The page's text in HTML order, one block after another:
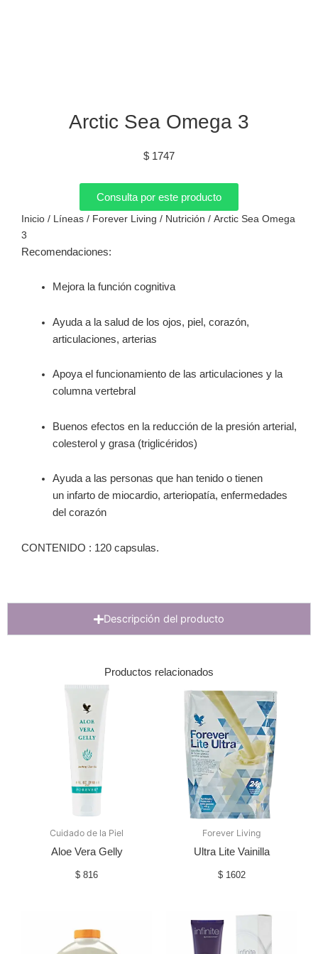
Arctic Sea Omega 3
$ 1747
Consulta por este producto
Inicio / Líneas / Forever Living / Nutrición / Arctic Sea Omega
3
Recomendaciones:
Mejora la función cognitiva
Ayuda a la salud de los ojos, piel, corazón,
articulaciones, arterias
Apoya el funcionamiento de las articulaciones y la
columna vertebral
Buenos efectos en la reducción de la presión arterial,
colesterol y grasa (triglicéridos)
Ayuda a las personas que han tenido o tienen
un infarto de miocardio, arteriopatía, enfermedades
del corazón
CONTENIDO : 120 capsulas.
Descripción del producto
Productos relacionados
Cuidado de la Piel
Aloe Vera Gelly
$ 816
Forever Living
Ultra Lite Vainilla
$1602